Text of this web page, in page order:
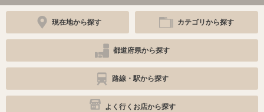
現在地から探す カテゴリから探す
都道府県から探す
路線・駅から探す
よく行くお店から探す